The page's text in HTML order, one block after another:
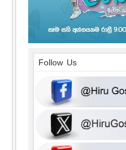
Follow Us